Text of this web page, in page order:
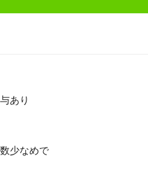
あり
少なめで